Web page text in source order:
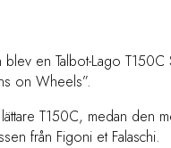
en Talbot-Lago T150C
on Wheels”.
T150C, medan den
från Figoni et Falaschi.